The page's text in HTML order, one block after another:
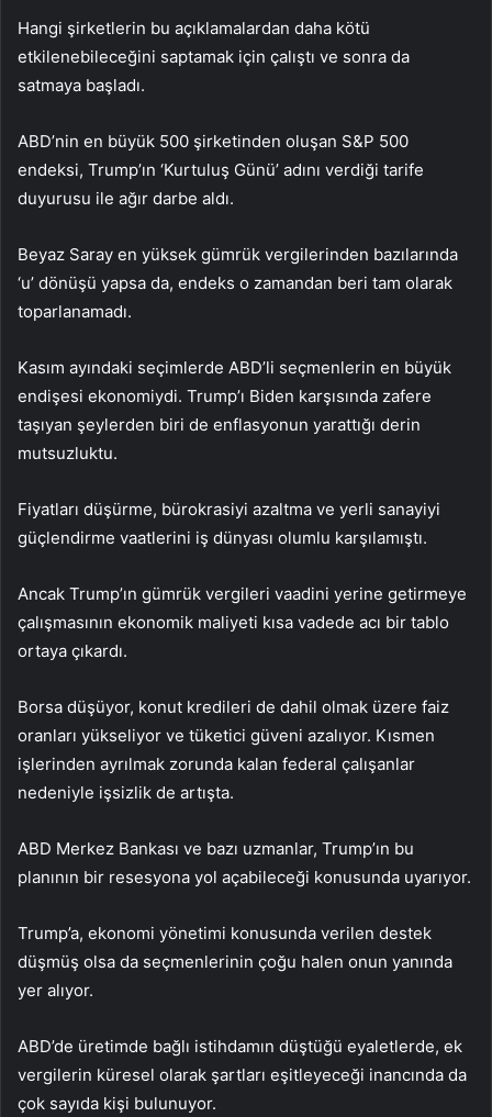
Hangi şirketlerin bu açıklamalardan daha kötü
etkilenebileceğini saptamak için çalıştı ve sonra da
satmaya başladı.
ABD’nin en büyük 500 şirketinden oluşan S&P 500
endeksi, Trump’ın ‘Kurtuluş Günü’ adını verdiği tarife
duyurusu ile ağır darbe aldı.
Beyaz Saray en yüksek gümrük vergilerinden bazılarında
‘u’ dönüşü yapsa da, endeks o zamandan beri tam olarak
toparlanamadı.
Kasım ayındaki seçimlerde ABD’li seçmenlerin en büyük
endişesi ekonomiydi. Trump’ı Biden karşısında zafere
taşıyan şeylerden biri de enflasyonun yarattığı derin
mutsuzluktu.
Fiyatları düşürme, bürokrasiyi azaltma ve yerli sanayiyi
güçlendirme vaatlerini iş dünyası olumlu karşılamıştı.
Ancak Trump’ın gümrük vergileri vaadini yerine getirmeye
çalışmasının ekonomik maliyeti kısa vadede acı bir tablo
ortaya çıkardı.
Borsa düşüyor, konut kredileri de dahil olmak üzere faiz
oranları yükseliyor ve tüketici güveni azalıyor. Kısmen
işlerinden ayrılmak zorunda kalan federal çalışanlar
nedeniyle işsizlik de artışta.
ABD Merkez Bankası ve bazı uzmanlar, Trump’ın bu
planının bir resesyona yol açabileceği konusunda uyarıyor.
Trump’a, ekonomi yönetimi konusunda verilen destek
düşmüş olsa da seçmenlerinin çoğu halen onun yanında
yer alıyor.
ABD’de üretimde bağlı istihdamın düştüğü eyaletlerde, ek
vergilerin küresel olarak şartları eşitleyeceği inancında da
çok sayıda kişi bulunuyor.